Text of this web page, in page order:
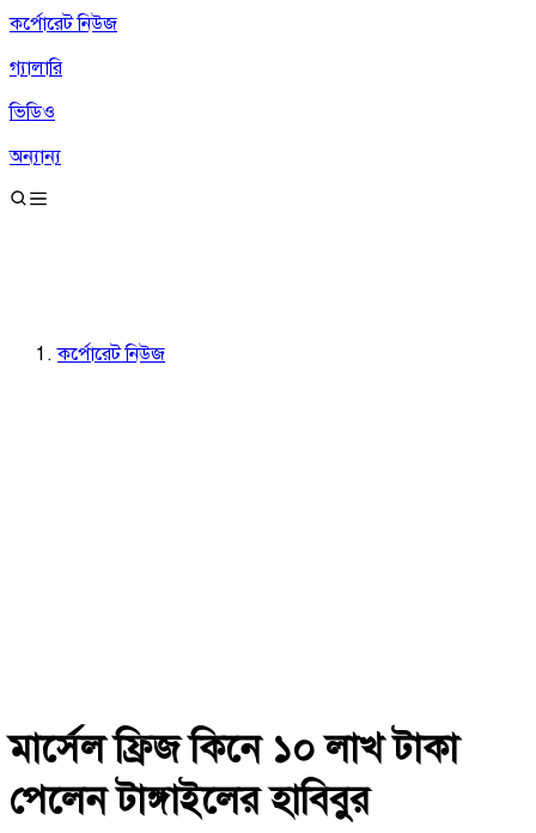
কর্পোরেট নিউজ
গ্যালারি
ভিডিও
অন্যান্য
কর্পোরেট নিউজ
মার্সেল ফ্রিজ কিনে ১০ লাখ টাকা
পেলেন টাঙ্গাইলের হাবিবুর